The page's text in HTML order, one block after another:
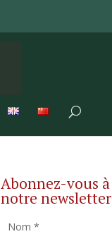
Abonnez-vous à
notre newsletter
Nom*